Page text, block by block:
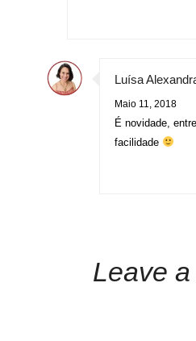
Luísa
Maio 11, 2018
É novidade,
facilidade
Leave